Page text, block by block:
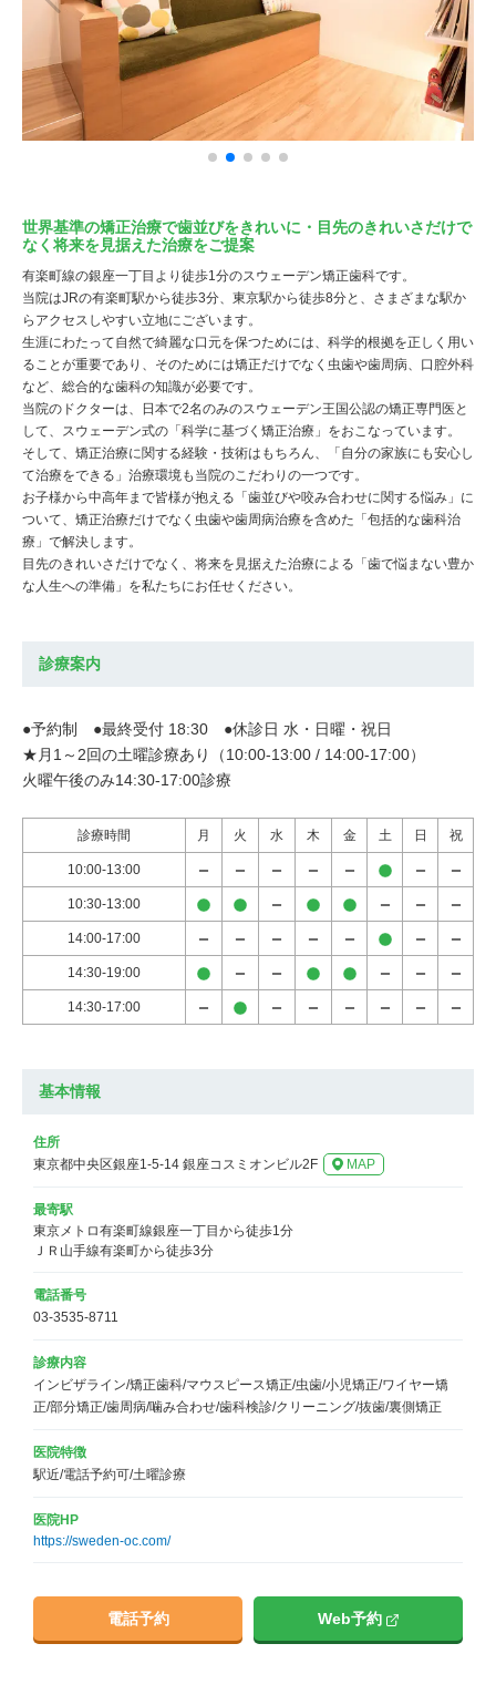
世界基準の矯正治療で歯並びをきれいに・目先のきれいさだけで
なく将来を見据えた治療をご提案
有楽町線の銀座一丁目より徒歩1分のスウェーデン矯正歯科です。
当院はJRの有楽町駅から徒歩3分、東京駅から徒歩8分と、さまざまな駅か
らアクセスしやすい立地にございます。
生涯にわたって自然で綺麗な口元を保つためには、科学的根拠を正しく用い
ることが重要であり、そのためには矯正だけでなく虫歯や歯周病、口腔外科
など、総合的な歯科の知識が必要です。
当院のドクターは、日本で2名のみのスウェーデン王国公認の矯正専門医と
して、スウェーデン式の「科学に基づく矯正治療」をおこなっています。
そして、矯正治療に関する経験・技術はもちろん、「自分の家族にも安心し
て治療をできる」治療環境も当院のこだわりの一つです。
お子様から中高年まで皆様が抱える「歯並びや咬み合わせに関する悩み」に
ついて、矯正治療だけでなく虫歯や歯周病治療を含めた「包括的な歯科治
療」で解決します。
目先のきれいさだけでなく、将来を見据えた治療による「歯で悩まない豊か
な人生への準備」を私たちにお任せください。
診療案内
診療時間 月 火 水 木 金 土 日 祝
10:00-13:00
10:30-13:00
14:00-17:00
14:30-19:00
14:30-17:00
●予約制　●最終受付 18:30　●休診日 水・日曜・祝日
★月1～2回の土曜診療あり（10:00-13:00 / 14:00-17:00）
火曜午後のみ14:30-17:00診療
基本情報
住所
東京都中央区銀座1-5-14 銀座コスミオンビル2F
MAP
最寄駅
東京メトロ有楽町線銀座一丁目から徒歩1分
ＪＲ山手線有楽町から徒歩3分
電話番号
03-3535-8711
診療内容
インビザライン/矯正歯科/マウスピース矯正/虫歯/小児矯正/ワイヤー矯
正/部分矯正/歯周病/噛み合わせ/歯科検診/クリーニング/抜歯/裏側矯正
医院特徴
駅近/電話予約可/土曜診療
医院HP
https://sweden-oc.com/
電話予約 Web予約